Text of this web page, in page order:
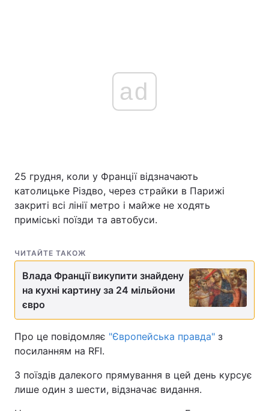
ad
25 грудня, коли у Франції відзначають
католицьке Різдво, через страйки в Парижі
закриті всі лінії метро і майже не ходять
приміські поїзди та автобуси.
ЧИТАЙТЕ ТАКОЖ
Влада Франції викупити знайдену
на кухні картину за 24 мільйони
євро
Про це повідомляє "Європейська правда" з
посиланням на RFI.
З поїздів далекого прямування в цей день курсує
лише один з шести, відзначає видання.